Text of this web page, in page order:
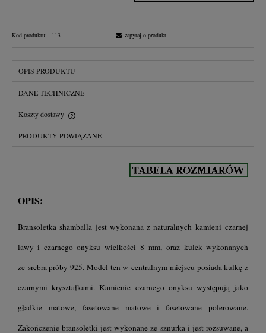
Kod produktu: 113 zapytaj o produkt
OPIS PRODUKTU
DANE TECHNICZNE
Koszty dostawy
Cena nie zawiera ewentualnych kosztów płatności
PRODUKTY POWIĄZANE
OPIS:
Bransoletka shamballa jest wykonana z naturalnych kamieni czarnej
lawy i czarnego onyksu wielkości 8 mm, oraz kulek wykonanych
ze srebra próby 925. Model ten w centralnym miejscu posiada kulkę z
czarnymi kryształkami. Kamienie czarnego onyksu występują jako
gładkie matowe, fasetowane matowe i fasetowane polerowane.
Zakończenie bransoletki jest wykonane ze sznurka i jest rozsuwane, a